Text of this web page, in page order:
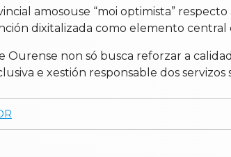
amosouse “moi optimista”
dixitalizada como elemento central
Ourense non só busca reforzar a
e xestión responsable dos servizos